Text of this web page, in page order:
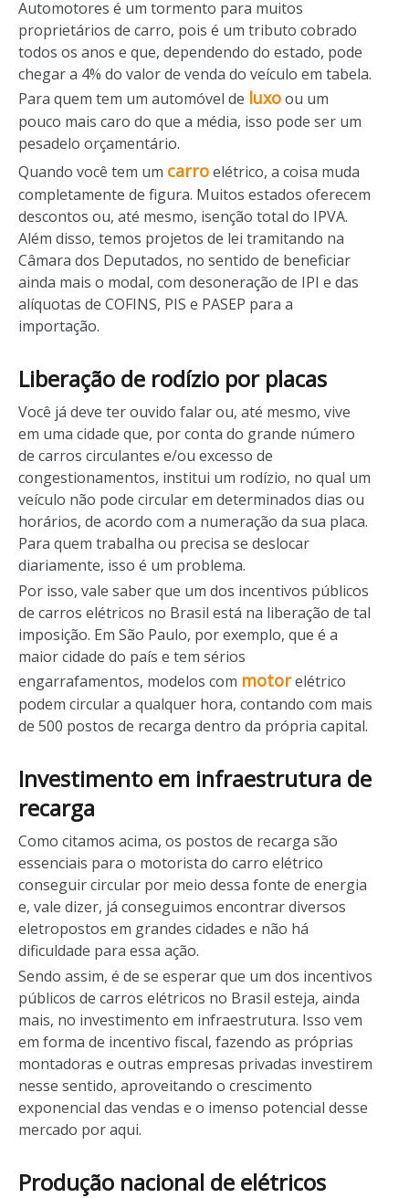
Automotores é um tormento para muitos
proprietários de carro, pois é um tributo cobrado
todos os anos e que, dependendo do estado, pode
chegar a 4% do valor de venda do veículo em tabela.
Para quem tem um automóvel de luxoou um
pouco mais caro do que a média, isso pode ser um
pesadelo orçamentário.
Quando você tem um carroelétrico, a coisa muda
completamente de figura. Muitos estados oferecem
descontos ou, até mesmo, isenção total do IPVA.
Além disso, temos projetos de lei tramitando na
Câmara dos Deputados, no sentido de beneficiar
ainda mais o modal, com desoneração de IPI e das
alíquotas de COFINS, PIS e PASEP para a
importação.
Liberação de rodízio por placas
Você já deve ter ouvido falar ou, até mesmo, vive
em uma cidade que, por conta do grande número
de carros circulantes e/ou excesso de
congestionamentos, institui um rodízio, no qual um
veículo não pode circular em determinados dias ou
horários, de acordo com a numeração da sua placa.
Para quem trabalha ou precisa se deslocar
diariamente, isso é um problema.
Por isso, vale saber que um dos incentivos públicos
de carros elétricos no Brasil está na liberação de tal
imposição. Em São Paulo, por exemplo, que é a
maior cidade do país e tem sérios
engarrafamentos, modelos com motorelétrico
podem circular a qualquer hora, contando com mais
de 500 postos de recarga dentro da própria capital.
Investimento em infraestrutura de
recarga
Como citamos acima, os postos de recarga são
essenciais para o motorista do carro elétrico
conseguir circular por meio dessa fonte de energia
e, vale dizer, já conseguimos encontrar diversos
eletropostos em grandes cidades e não há
dificuldade para essa ação.
Sendo assim, é de se esperar que um dos incentivos
públicos de carros elétricos no Brasil esteja, ainda
mais, no investimento em infraestrutura. Isso vem
em forma de incentivo fiscal, fazendo as próprias
montadoras e outras empresas privadas investirem
nesse sentido, aproveitando o crescimento
exponencial das vendas e o imenso potencial desse
mercado por aqui.
Produção nacional de elétricos